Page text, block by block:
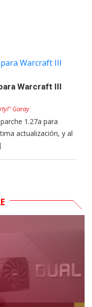
Warcraft III
Garay
1.27a para
actualización, y al